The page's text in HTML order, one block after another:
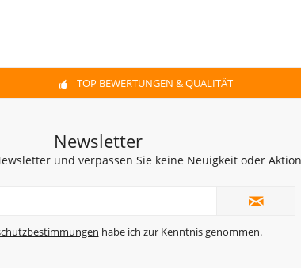
TOP BEWERTUNGEN & QUALITÄT
Newsletter
und verpassen Sie keine Neuigkeit oder
habe ich zur Kenntnis genommen.